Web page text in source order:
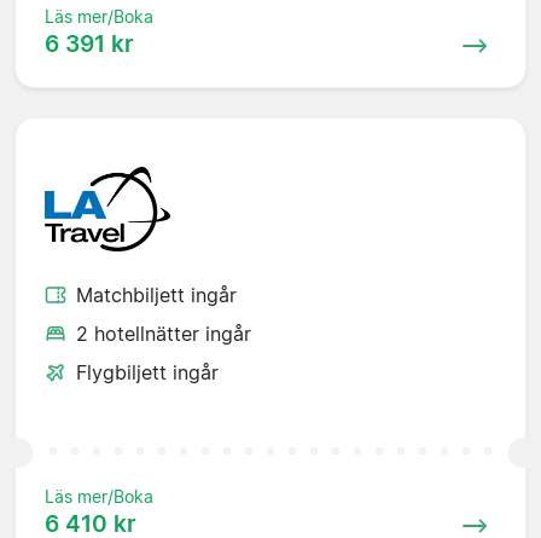
Läs mer/Boka
6 391 kr
Matchbiljett ingår
2 hotellnätter ingår
Flygbiljett ingår
Läs mer/Boka
6 410 kr